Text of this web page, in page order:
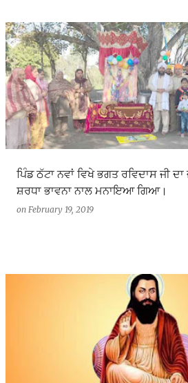
ਪਿੰਡ ਠੱਟਾ ਨਵਾਂ ਵਿਖੇ ਭਗਤ ਰਵਿਦਾਸ ਜੀ
ਸ਼ਰਧਾ ਭਾਵਨਾ ਨਾਲ ਮਨਾਇਆ ਗਿਆ।
on February 19, 2019